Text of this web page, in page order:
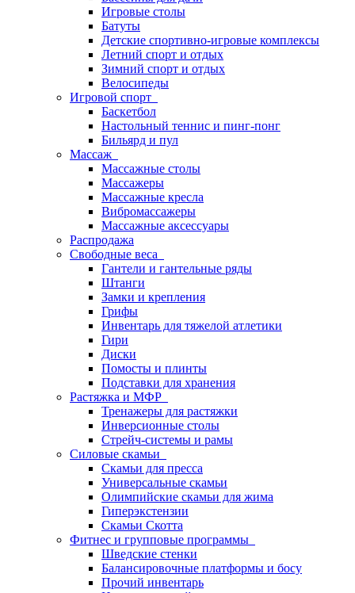
Игровые столы
Батуты
Детские спортивно-игровые комплексы
Летний спорт и отдых
Зимний спорт и отдых
Велосипеды
Игровой спорт
Баскетбол
Настольный теннис и пинг-понг
Бильярд и пул
Массаж
Массажные столы
Массажеры
Массажные кресла
Вибромассажеры
Массажные аксессуары
Распродажа
Свободные веса
Гантели и гантельные ряды
Штанги
Замки и крепления
Грифы
Инвентарь для тяжелой атлетики
Гири
Диски
Помосты и плинты
Подставки для хранения
Растяжка и МФР
Тренажеры для растяжки
Инверсионные столы
Стрейч-системы и рамы
Силовые скамьи
Скамьи для пресса
Универсальные скамьи
Олимпийские скамьи для жима
Гиперэкстензии
Скамьи Скотта
Фитнес и групповые программы
Шведские стенки
Балансировочные платформы и босу
Прочий инвентарь